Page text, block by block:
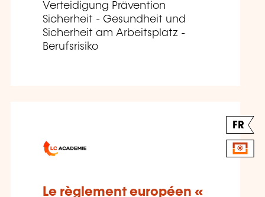
Verteidigung Prävention
Sicherheit - Gesundheit und
Sicherheit am Arbeitsplatz -
Berufsrisiko
FR
Le règlement européen «